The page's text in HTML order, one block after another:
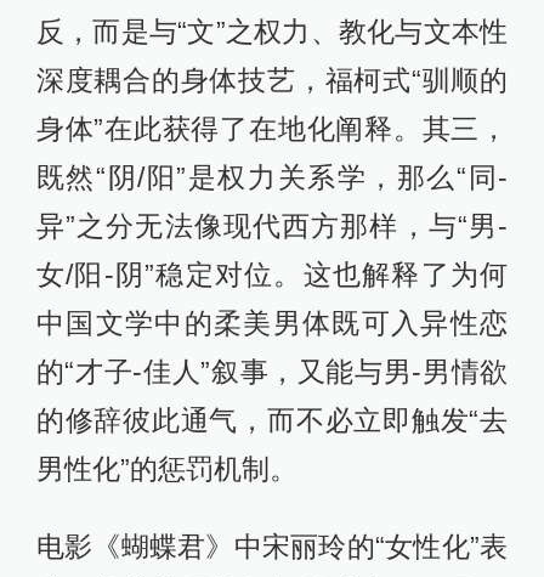
反，而是与“文”之权力、教化与文本性
深度耦合的身体技艺，福柯式“驯顺的
身体”在此获得了在地化阐释。其三，
既然“阴/阳”是权力关系学，那么“同-
异”之分无法像现代西方那样，与“男-
女/阳-阴”稳定对位。这也解释了为何
中国文学中的柔美男体既可入异性恋
的“才子-佳人”叙事，又能与男-男情欲
的修辞彼此通气，而不必立即触发“去
男性化”的惩罚机制。
电影《蝴蝶君》中宋丽玲的“女性化”表